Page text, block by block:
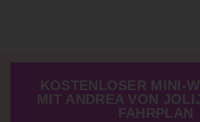
KOSTENLOSER MINI-
MIT ANDREA VON
FAHRPLAN